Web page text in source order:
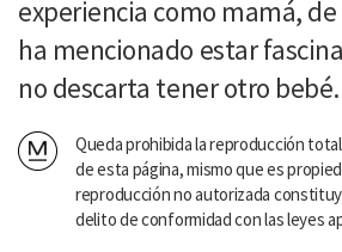
experiencia como mamá,
ha mencionado estar
no descarta tener otro bebé.
Queda prohibida la reproducción
de esta página, mismo que es
reproducción no autorizada
delito de conformidad con las leyes